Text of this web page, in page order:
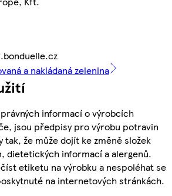
a nakládaná zelenina
informací o výrobcích
jsou předpisy pro výrobu potravin
tak, že může dojít ke změně složek
dietetických informací a alergenů.
etiketu na výrobku a nespoléhat se
na internetových stránkách.